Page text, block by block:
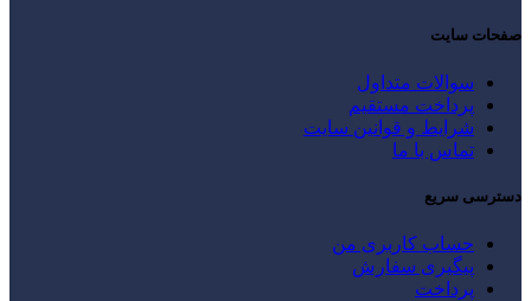
صفحات سایت
سوالات متداول
پرداخت مستقیم
شرایط و قوانین سایت
تماس با ما
دسترسی سریع
حساب کاربری من
پیگیری سفارش
پرداخت